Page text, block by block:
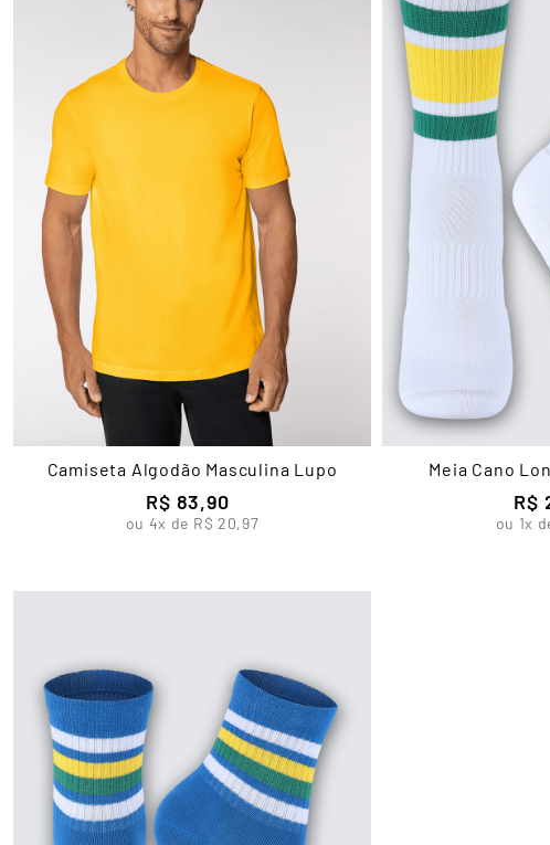
Camiseta Algodão Masculina Lupo
R$ 83,90
ou 4x de R$ 20,97
Meia Cano
R$
ou 1x